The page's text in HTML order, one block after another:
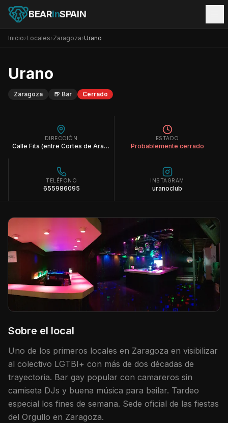
BEARinSPAIN
Inicio›Locales›Zaragoza›Urano
Urano
Zaragoza 🍺 Bar Cerrado
DIRECCIÓN
Calle Fita (entre Cortes de Aragón y Doctor Cerrada)
ESTADO
Probablemente cerrado
TELÉFONO
655986095
INSTAGRAM
uranoclub
Sobre el local
Uno de los primeros locales en Zaragoza en visibilizar
al colectivo LGTBI+ con más de dos décadas de
trayectoria. Bar gay popular con camareros sin
camiseta DJs y buena música para bailar. Tardeo
especial los fines de semana. Sede oficial de las fiestas
del Orgullo en Zaragoza.